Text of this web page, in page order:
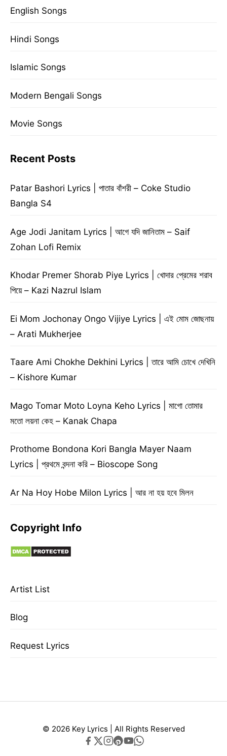
English Songs
Hindi Songs
Islamic Songs
Modern Bengali Songs
Movie Songs
Recent Posts
Patar Bashori Lyrics | পাতার বাঁশরী – Coke Studio
Bangla S4
Age Jodi Janitam Lyrics | আগে যদি জানিতাম – Saif
Zohan Lofi Remix
Khodar Premer Shorab Piye Lyrics | খোদার প্রেমের শরাব
পিয়ে – Kazi Nazrul Islam
Ei Mom Jochonay Ongo Vijiye Lyrics | এই মোম জোছনায়
– Arati Mukherjee
Taare Ami Chokhe Dekhini Lyrics | তারে আমি চোখে দেখিনি
– Kishore Kumar
Mago Tomar Moto Loyna Keho Lyrics | মাগো তোমার
মতো লয়না কেহ – Kanak Chapa
Prothome Bondona Kori Bangla Mayer Naam
Lyrics | প্রথমে বন্দনা করি – Bioscope Song
Ar Na Hoy Hobe Milon Lyrics | আর না হয় হবে মিলন
Copyright Info
Artist List
Blog
Request Lyrics
© 2026 Key Lyrics | All Rights Reserved